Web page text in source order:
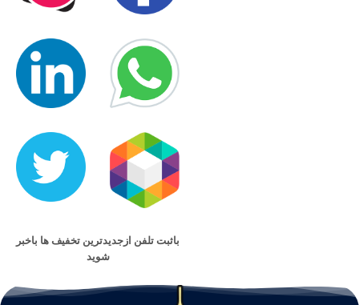
باثبت تلفن ازجدیدترین تخفیف ها باخبر
شوید